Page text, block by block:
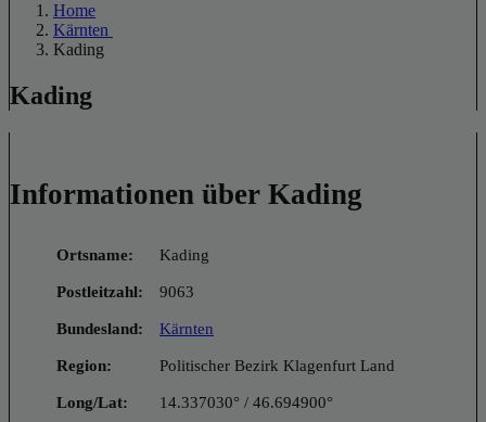
Home
Kärnten
Kading
Kading
Informationen über Kading
Ortsname: Kading
Postleitzahl: 9063
Bundesland: Kärnten
Region: Politischer Bezirk Klagenfurt Land
Long/Lat: 14.337030° / 46.694900°